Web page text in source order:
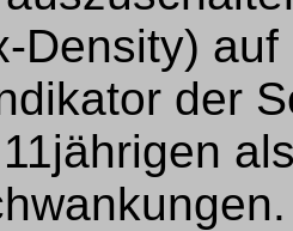
Density)
der